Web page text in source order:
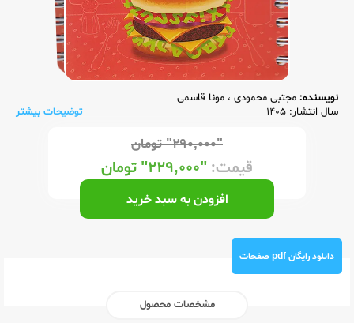
نویسنده: مجتبی محمودی ، مونا قاسمی
سال انتشار: 1405
توضیحات بیشتر
"۲۹۰,۰۰۰" تومان
قیمت: "۲۲۹,۰۰۰" تومان
افزودن به سبد خرید
دانلود رایگان pdf صفحات
مشخصات محصول